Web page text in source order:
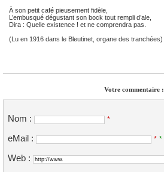
À son petit café pieusement fidèle,
L’embusqué dégustant son bock tout rempli d’ale,
Dira : Quelle existence ! et ne comprendra pas.
(Lu en 1916 dans le Bleutinet, organe des tranchées)
Votre commentaire :
Nom : *
eMail : * *
Web :